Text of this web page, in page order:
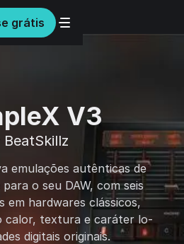
grátis
V3
BeatSkillz
emulações autênticas de
o seu DAW, com seis
em hardwares clássicos,
calor, textura e caráter lo-
digitais originais.